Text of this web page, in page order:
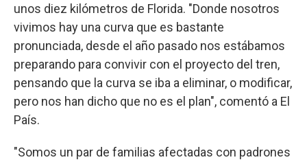
unos diez kilómetros de Florida. "Donde nosotros
vivimos hay una curva que es bastante
pronunciada, desde el año pasado nos estábamos
preparando para convivir con el proyecto del tren,
pensando que la curva se iba a eliminar, o modificar,
pero nos han dicho que no es el plan", comentó a El
País.
"Somos un par de familias afectadas con padrones